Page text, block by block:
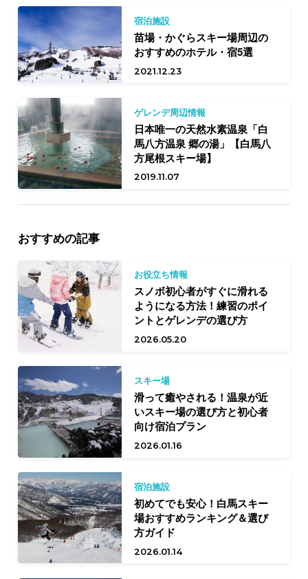
宿泊施設
苗場・かぐらスキー場周辺の
おすすめのホテル・宿5選
2021.12.23
ゲレンデ周辺情報
日本唯一の天然水素温泉「白
馬八方温泉 郷の湯」【白馬八
方尾根スキー場】
2019.11.07
おすすめの記事
お役立ち情報
スノボ初心者がすぐに滑れる
ようになる方法！練習のポイ
ントとゲレンデの選び方
2026.05.20
スキー場
滑って癒やされる！温泉が近
いスキー場の選び方と初心者
向け宿泊プラン
2026.01.16
宿泊施設
初めてでも安心！白馬スキー
場おすすめランキング＆選び
方ガイド
2026.01.14